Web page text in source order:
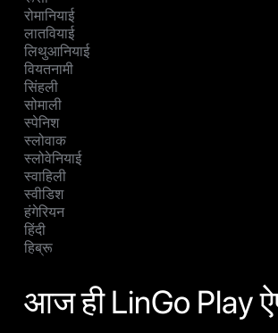
रोमानियाई
लातवियाई
लिथुआनियाई
वियतनामी
सिंहली
सोमाली
स्पेनिश
स्लोवाक
स्लोवेनियाई
स्वाहिली
स्वीडिश
हंगेरियन
हिंदी
हिब्रू
आज ही LinGo Play